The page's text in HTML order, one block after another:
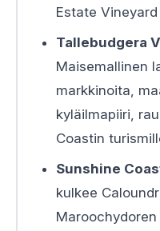
Estate
Tallebudgera
Maisemallinen
markkinoita,
kyläilmapiiri,
Coastin
Sunshine
kulkee